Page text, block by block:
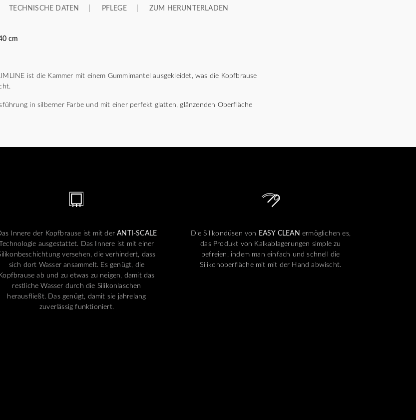
TECHNISCHE DATEN PFLEGE ZUM HERUNTERLADEN
cm
ist die Kammer mit einem Gummimantel ausgekleidet, was die Kopfbrause
in silberner Farbe und mit einer perfekt glatten, glänzenden Oberfläche
Innere der Kopfbrause ist mit derANTI-SCALE
ausgestattet. Das Innere ist mit einer
versehen, die verhindert, dass
sich dort Wasser ansammelt. Es genügt, die
ab und zu etwas zu neigen, damit das
restliche Wasser durch die Silikonlaschen
herausfließt. Das genügt, damit sie jahrelang
zuverlässig funktioniert.
Die Silikondüsen von EASY CLEAN ermöglichen es,
das Produkt von Kalkablagerungen simple zu
befreien, indem man einfach und schnell die
Silikonoberfläche mit mit der Hand abwischt.